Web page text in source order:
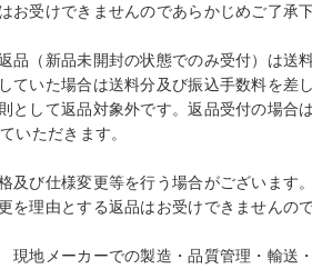
お受けできませんのであらかじめご了承
品（新品未開封の状態でのみ受付）は送
いた場合は送料分及び振込手数料を差
として返品対象外です。返品受付の場合
いただきます。
及び仕様変更等を行う場合がございます
を理由とする返品はお受けできませんの
現地メーカーでの製造・品質管理・輸送